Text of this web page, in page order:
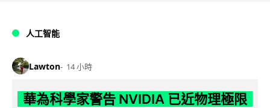
人工智能
Lawton 14 小時
華為科學家警告 NVIDIA 已近物理極限